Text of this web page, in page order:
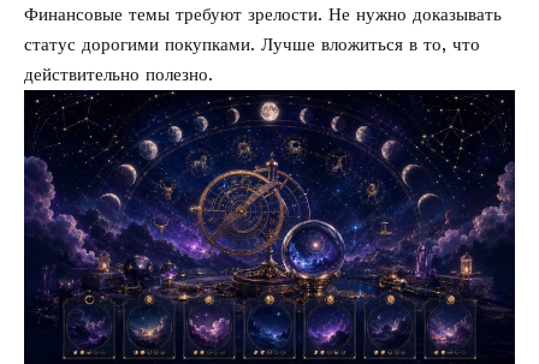
Финансовые темы требуют зрелости. Не нужно доказывать
статус дорогими покупками. Лучше вложиться в то, что
действительно полезно.